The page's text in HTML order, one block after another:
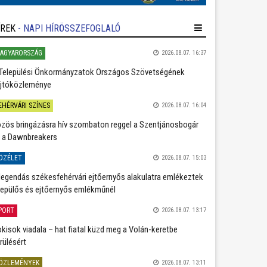
- NAPI HÍRÖSSZEFOGLALÓ
2026.08.07. 16:37
Önkormányzatok Országos Szövetségének
SZÍNES 2026.08.07. 16:04
bringázásra hív szombaton reggel a Szentjánosbogár
Dawnbreakers
2026.08.07. 15:03
székesfehérvári ejtőernyős alakulatra emlékeztek
és ejtőernyős emlékműnél
2026.08.07. 13:17
viadala – hat fiatal küzd meg a Volán-keretbe
2026.08.07. 13:11